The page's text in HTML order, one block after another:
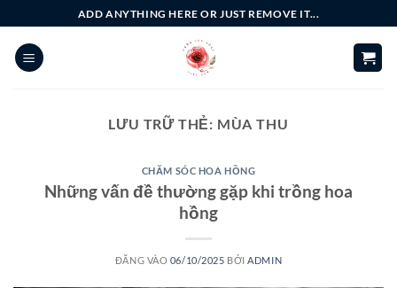
qua
nội
dung
ADD ANYTHING HERE OR JUST REMOVE IT...
LƯU TRỮ THẺ: MÙA THU
CHĂM SÓC HOA HỒNG
Những vấn đề thường gặp khi trồng hoa
hồng
ĐĂNG VÀO 06/10/2025 BỞI ADMIN